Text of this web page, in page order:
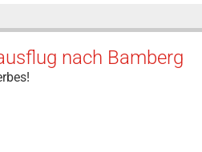
nach Bamberg